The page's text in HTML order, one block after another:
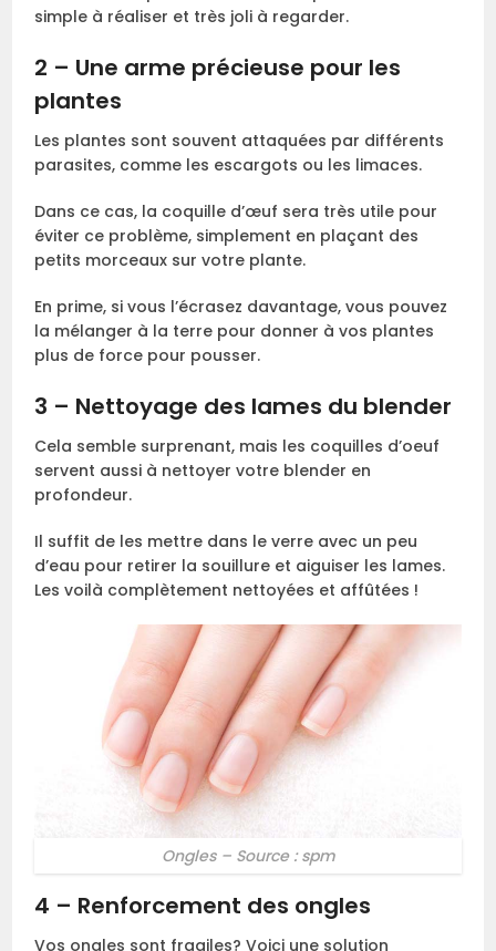
simple à réaliser et très joli à regarder.
2 – Une arme précieuse pour les
plantes
Les plantes sont souvent attaquées par différents
parasites, comme les escargots ou les limaces.
Dans ce cas, la coquille d’œuf sera très utile pour
éviter ce problème, simplement en plaçant des
petits morceaux sur votre plante.
En prime, si vous l’écrasez davantage, vous pouvez
la mélanger à la terre pour donner à vos plantes
plus de force pour pousser.
3 – Nettoyage des lames du blender
Cela semble surprenant, mais les coquilles d’oeuf
servent aussi à nettoyer votre blender en
profondeur.
Il suffit de les mettre dans le verre avec un peu
d’eau pour retirer la souillure et aiguiser les lames.
Les voilà complètement nettoyées et affûtées !
Ongles – Source : spm
4 – Renforcement des ongles
Vos ongles sont fragiles? Voici une solution